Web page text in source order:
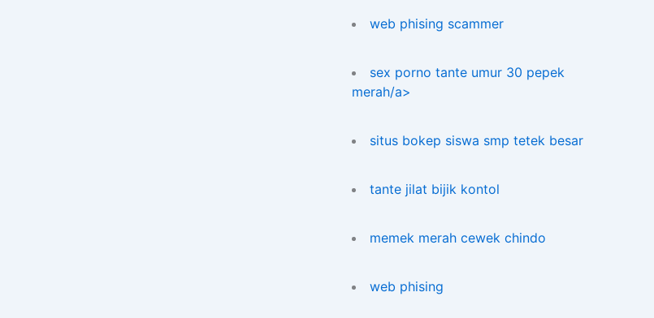
web phising scammer
sex porno tante umur 30 pepek
merah/a>
situs bokep siswa smp tetek besar
tante jilat bijik kontol
memek merah cewek chindo
web phising